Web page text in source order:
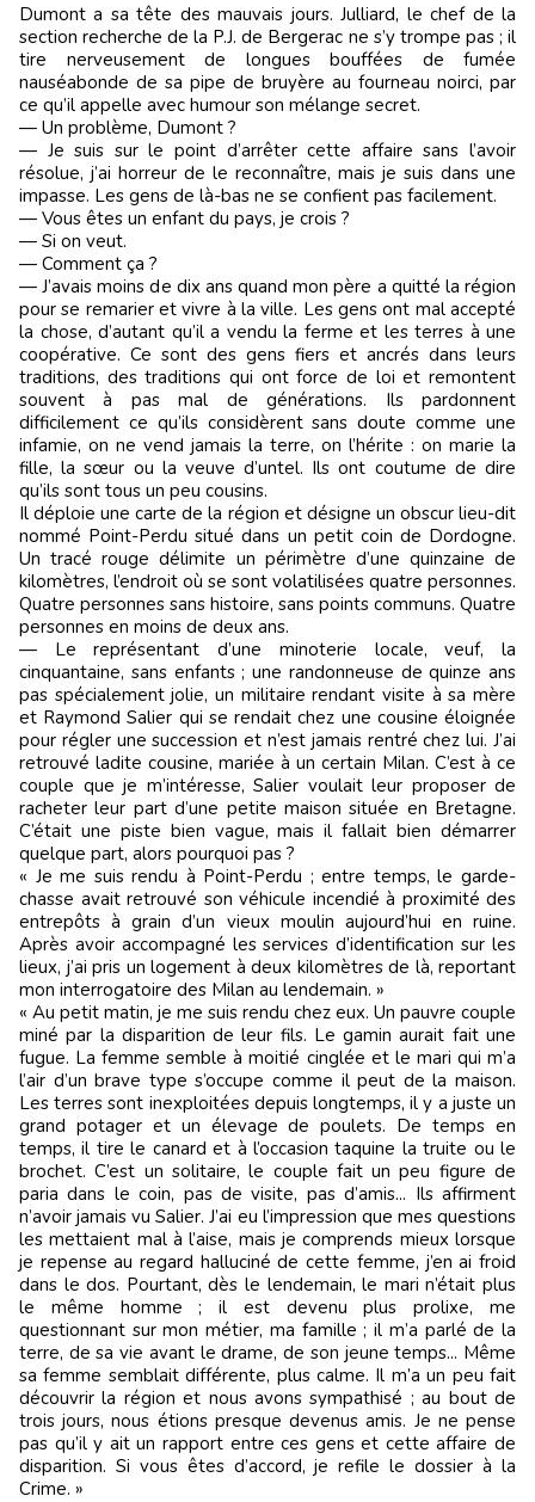
Dumont a sa tête des mauvais jours. Julliard, le chef de la
section recherche de la P.J. de Bergerac ne s’y trompe pas ; il
tire nerveusement de longues bouffées de fumée
nauséabonde de sa pipe de bruyère au fourneau noirci, par
ce qu’il appelle avec humour son mélange secret.
— Un problème, Dumont ?
— Je suis sur le point d’arrêter cette affaire sans l’avoir
résolue, j’ai horreur de le reconnaître, mais je suis dans une
impasse. Les gens de là-bas ne se confient pas facilement.
— Vous êtes un enfant du pays, je crois ?
— Si on veut.
— Comment ça ?
— J’avais moins de dix ans quand mon père a quitté la région
pour se remarier et vivre à la ville. Les gens ont mal accepté
la chose, d’autant qu’il a vendu la ferme et les terres à une
coopérative. Ce sont des gens fiers et ancrés dans leurs
traditions, des traditions qui ont force de loi et remontent
souvent à pas mal de générations. Ils pardonnent
difficilement ce qu’ils considèrent sans doute comme une
infamie, on ne vend jamais la terre, on l’hérite : on marie la
fille, la sœur ou la veuve d’untel. Ils ont coutume de dire
qu’ils sont tous un peu cousins.
Il déploie une carte de la région et désigne un obscur lieu-dit
nommé Point-Perdu situé dans un petit coin de Dordogne.
Un tracé rouge délimite un périmètre d’une quinzaine de
kilomètres, l’endroit où se sont volatilisées quatre personnes.
Quatre personnes sans histoire, sans points communs. Quatre
personnes en moins de deux ans.
— Le représentant d’une minoterie locale, veuf, la
cinquantaine, sans enfants ; une randonneuse de quinze ans
pas spécialement jolie, un militaire rendant visite à sa mère
et Raymond Salier qui se rendait chez une cousine éloignée
pour régler une succession et n’est jamais rentré chez lui. J’ai
retrouvé ladite cousine, mariée à un certain Milan. C’est à ce
couple que je m’intéresse, Salier voulait leur proposer de
racheter leur part d’une petite maison située en Bretagne.
C’était une piste bien vague, mais il fallait bien démarrer
quelque part, alors pourquoi pas ?
« Je me suis rendu à Point-Perdu ; entre temps, le garde-
chasse avait retrouvé son véhicule incendié à proximité des
entrepôts à grain d’un vieux moulin aujourd’hui en ruine.
Après avoir accompagné les services d’identification sur les
lieux, j’ai pris un logement à deux kilomètres de là, reportant
mon interrogatoire des Milan au lendemain. »
« Au petit matin, je me suis rendu chez eux. Un pauvre couple
miné par la disparition de leur fils. Le gamin aurait fait une
fugue. La femme semble à moitié cinglée et le mari qui m’a
l’air d’un brave type s’occupe comme il peut de la maison.
Les terres sont inexploitées depuis longtemps, il y a juste un
grand potager et un élevage de poulets. De temps en
temps, il tire le canard et à l’occasion taquine la truite ou le
brochet. C’est un solitaire, le couple fait un peu figure de
paria dans le coin, pas de visite, pas d’amis... Ils affirment
n’avoir jamais vu Salier. J’ai eu l’impression que mes questions
les mettaient mal à l’aise, mais je comprends mieux lorsque
je repense au regard halluciné de cette femme, j’en ai froid
dans le dos. Pourtant, dès le lendemain, le mari n’était plus
le même homme ; il est devenu plus prolixe, me
questionnant sur mon métier, ma famille ; il m’a parlé de la
terre, de sa vie avant le drame, de son jeune temps... Même
sa femme semblait différente, plus calme. Il m’a un peu fait
découvrir la région et nous avons sympathisé ; au bout de
trois jours, nous étions presque devenus amis. Je ne pense
pas qu’il y ait un rapport entre ces gens et cette affaire de
disparition. Si vous êtes d’accord, je refile le dossier à la
Crime. »